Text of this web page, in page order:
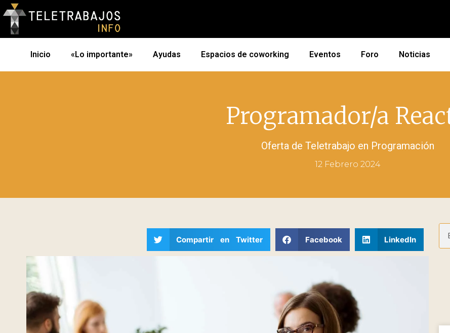
Inicio «Lo importante» Ayudas Espacios de coworking Eventos Foro Noticias
Programador/a
Oferta de Teletrabajo en Programación
12 Febrero 2024
Compartir en Twitter Facebook LinkedIn